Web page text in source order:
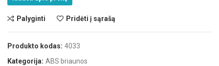
Palyginti Pridėti į sąrašą
Produkto kodas: 4033
Kategorija: ABS briaunos